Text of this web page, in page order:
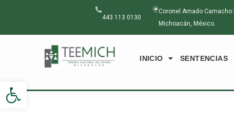
Abrir barra de herramientas
443 113 0130
Coronel Amado Camacho
Michoacán, México.
INICIO SENTENCIAS